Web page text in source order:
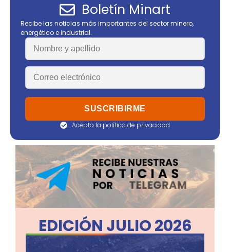
Boletín Minart
Recibe las noticias más importantes del sector minero,
energético e industrial.
Acepto la política de privacidad
EDICIÓN JULIO 2026